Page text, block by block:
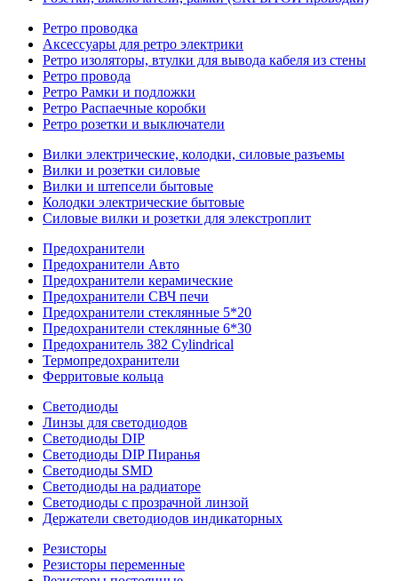
Ретро проводка
Аксессуары для ретро электрики
Ретро изоляторы, втулки для вывода кабеля из стены
Ретро провода
Ретро Рамки и подложки
Ретро Распаечные коробки
Ретро розетки и выключатели
Вилки электрические, колодки, силовые разъемы
Вилки и розетки силовые
Вилки и штепсели бытовые
Колодки электрические бытовые
Силовые вилки и розетки для элекстроплит
Предохранители
Предохранители Авто
Предохранители керамические
Предохранители СВЧ печи
Предохранители стеклянные 5*20
Предохранители стеклянные 6*30
Предохранитель 382 Cylindrical
Термопредохранители
Ферритовые кольца
Светодиоды
Линзы для светодиодов
Светодиоды DIP
Светодиоды DIP Пиранья
Светодиоды SMD
Светодиоды на радиаторе
Светодиоды с прозрачной линзой
Держатели светодиодов индикаторных
Резисторы
Резисторы переменные